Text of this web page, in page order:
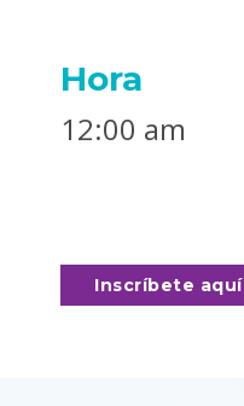
Hora
12:00 am
Inscríbete aquí